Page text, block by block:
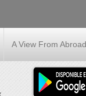
A View From Abroad